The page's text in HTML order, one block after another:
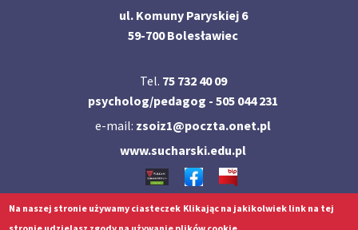
ul. Komuny Paryskiej 6
59-700 Bolesławiec
Tel. 75 732 40 09
psycholog/pedagog - 505 044 231
e-mail: zsoiz1@poczta.onet.pl
www.sucharski.edu.pl
ZSOiZ w Bolesławcu - Archiwum strony
Na naszej stronie używamy ciasteczek Klikając na jakikolwiek link na tej